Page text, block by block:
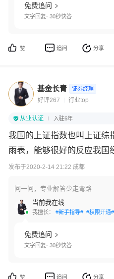
免费追问
文字回复· 30秒快答
赞 追问 分享
基金长青 证券经理
好评267 行业top
从业认证 入驻6年
我国的上证指数也叫上证综
雨表，能够很好的反应我国
发布于2020-2-14 21:22 成都
问一问，专业解答少走弯路
当前我在线
我擅长： #新手指导# #权限开通#
免费追问
文字回复· 30秒快答
赞 追问 分享